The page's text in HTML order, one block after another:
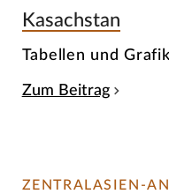
Kasachstan
Tabellen und
Zum Beitrag
ZENTRALASIEN-